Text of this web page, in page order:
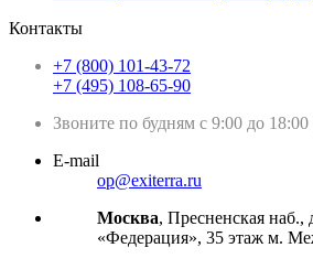
Контакты
+7 (800) 101-43-72
+7 (495) 108-65-90
Звоните по будням с 9:00 до
E-mail
op@exiterra.ru
Москва, Пресненская наб.,
«Федерация», 35 этаж м.